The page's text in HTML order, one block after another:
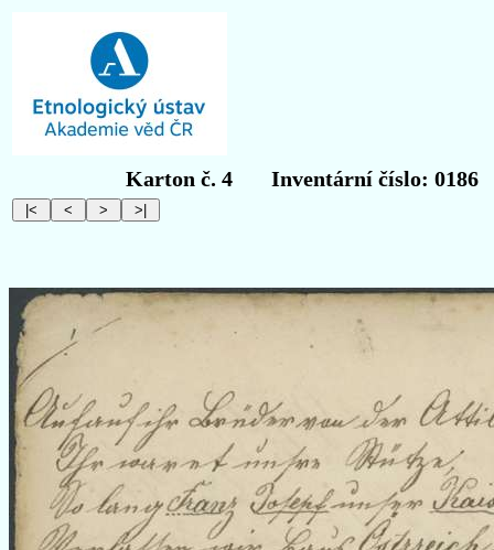
Karton č. 4 Inventární číslo: 0186